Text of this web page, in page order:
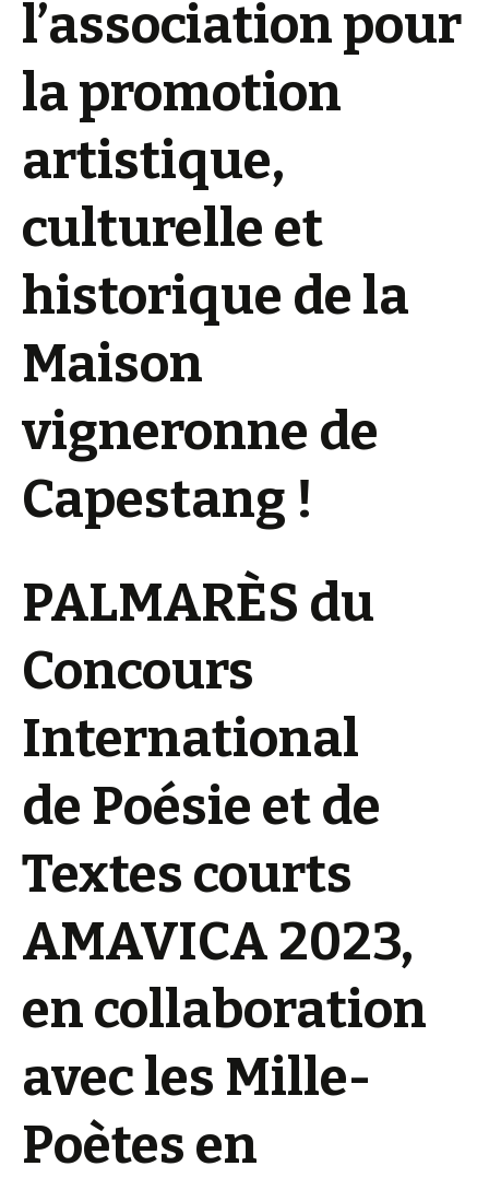
l’association pour
la promotion
artistique,
culturelle et
historique de la
Maison
vigneronne de
Capestang !
PALMARÈS du
Concours
International
de Poésie et de
Textes courts
AMAVICA 2023,
en collaboration
avec les Mille-
Poètes en